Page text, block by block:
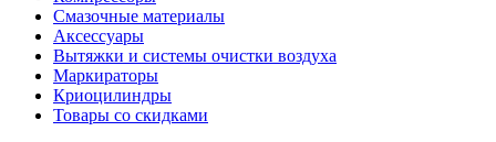
Смазочные материалы
Аксессуары
Вытяжки и системы очистки воздуха
Маркираторы
Криоцилиндры
Товары со скидками